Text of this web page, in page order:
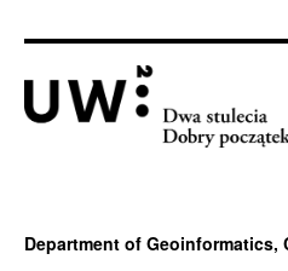
Department of Geoinformatics,